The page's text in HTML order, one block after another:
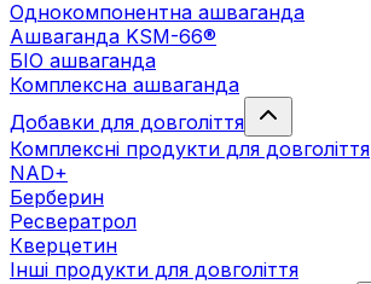
Однокомпонентна ашваганда
Ашваганда KSM-66®
БІО ашваганда
Комплексна ашваганда
Добавки для довголіття
Комплексні продукти для довголіття
NAD+
Берберин
Ресвератрол
Кверцетин
Інші продукти для довголіття